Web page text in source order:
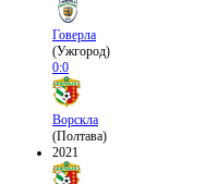
Говерла
(Ужгород)
0:0
Ворскла
(Полтава)
2021